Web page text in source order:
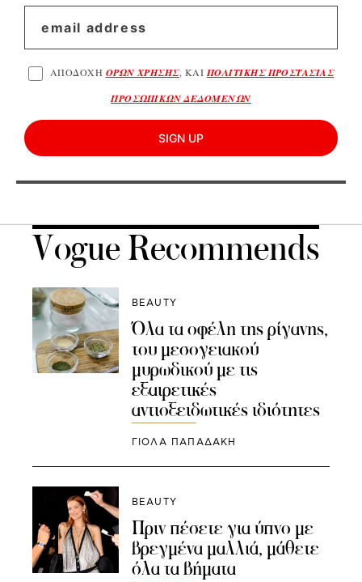
ΑΠΟΔΟΧΗ ΟΡΩΝ ΧΡΗΣΗΣ, ΚΑΙ ΠΟΛΙΤΙΚΗΣ ΠΡΟΣΤΑΣΙΑΣ
ΠΡΟΣΩΠΙΚΩΝ ΔΕΔΟΜΕΝΩΝ
SIGN UP
Vogue Recommends
BEAUTY
Όλα τα οφέλη της ρίγανης,
του μεσογειακού
μυρωδικού με τις
εξαιρετικές
αντιοξειδωτικές ιδιότητες
ΓΙΌΛΑ ΠΑΠΑΔΆΚΗ
BEAUTY
Πριν πέσετε για ύπνο με
βρεγμένα μαλλιά, μάθετε
όλα τα βήματα